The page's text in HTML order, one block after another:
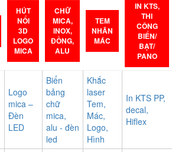
HÚT
NỔI
3D
LOGO
MICA
CHỮ
MICA,
INOX,
ĐỒNG,
ALU
TEM
NHÃN
MÁC
IN KTS,
THI
CÔNG
BIỂN/
BẠT/
PANO
Logo
mica –
Đèn
LED
Biển
bảng
chữ
mica,
alu - đèn
led
Khắc
laser
Tem,
Mác,
Logo,
Hình
In KTS PP,
decal,
Hiflex